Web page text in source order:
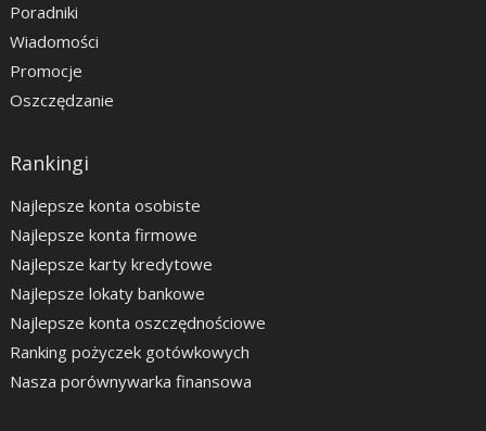
Poradniki
Wiadomości
Promocje
Oszczędzanie
Rankingi
Najlepsze konta osobiste
Najlepsze konta firmowe
Najlepsze karty kredytowe
Najlepsze lokaty bankowe
Najlepsze konta oszczędnościowe
Ranking pożyczek gotówkowych
Nasza porównywarka finansowa